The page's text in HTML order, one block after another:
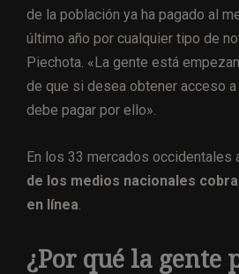
de la población ya ha pagado al
último año por cualquier tipo de
Piechota. «La gente está
de que si desea obtener acceso
debe pagar por ello».
En los 33 mercados occidentales
de los medios nacionales
en línea
¿Por qué la gente